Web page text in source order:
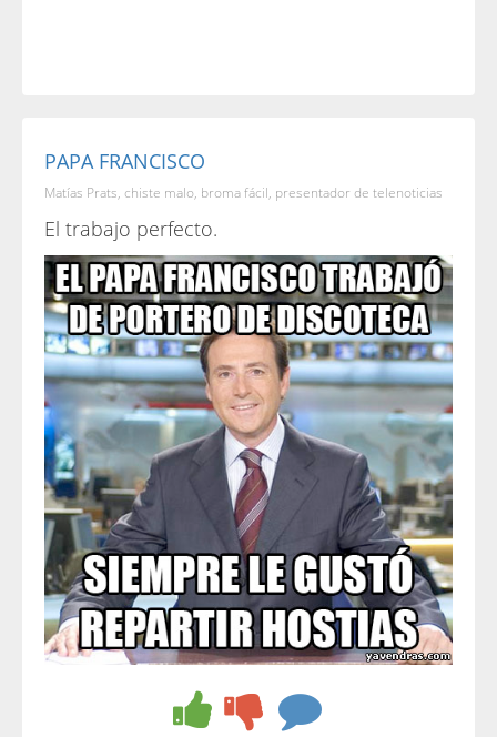
PAPA FRANCISCO
Matías Prats, chiste malo, broma fácil, presentador de telenoticias
El trabajo perfecto.